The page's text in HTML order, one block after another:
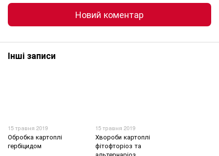
Новий коментар
Інші записи
15 травня 2019
Обробка картоплі
гербіцидом
15 травня 2019
Хвороби картоплі
фітофторіоз та